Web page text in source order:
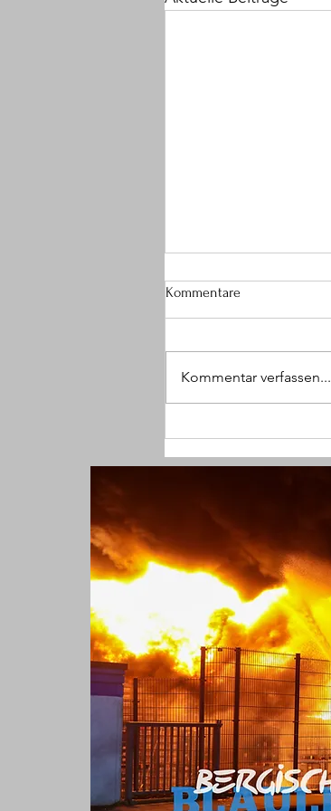
geraubt
Kommentare
Kommentar verfassen...